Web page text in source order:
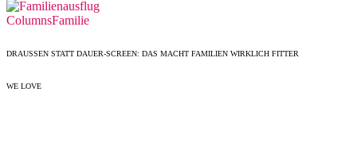
ColumnsFamilie
DRAUSSEN STATT DAUER-SCREEN: DAS MACHT FAMILIEN WIRKLICH FITTER
WE LOVE